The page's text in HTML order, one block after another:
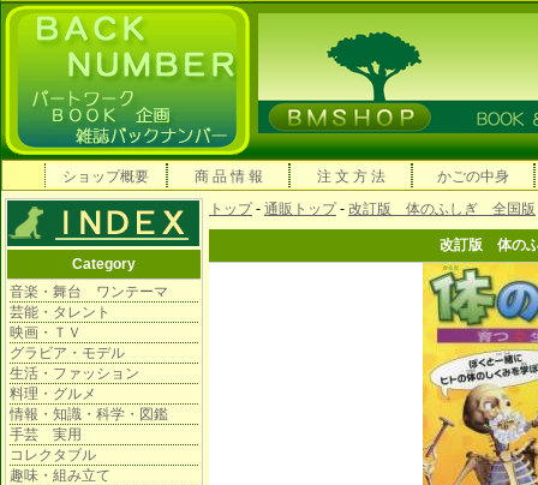
ショップ概要 商 品 情 報 注 文 方 法 かごの中身
Category
音楽・舞台 ワンテーマ
芸能・タレント
映画・ＴＶ
グラビア・モデル
生活・ファッション
料理・グルメ
情報・知識・科学・図鑑
手芸 実用
コレクタブル
趣味・組み立て
トップ- 通販トップ- 改訂版 体のふしぎ 全国版
改訂版 体の